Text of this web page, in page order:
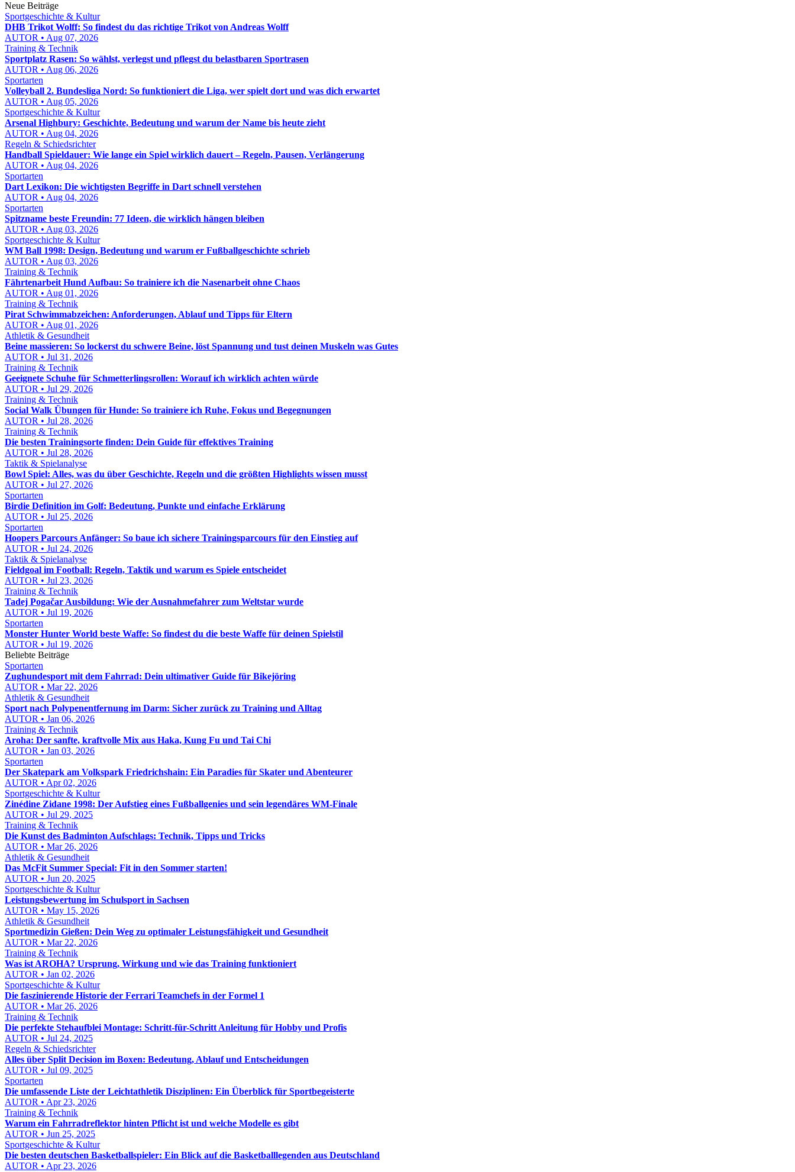
Neue Beiträge
Sportgeschichte & Kultur
DHB Trikot Wolff: So findest du das richtige Trikot von Andreas Wolff
AUTOR • Aug 07, 2026
Training & Technik
Sportplatz Rasen: So wählst, verlegst und pflegst du belastbaren Sportrasen
AUTOR • Aug 06, 2026
Sportarten
Volleyball 2. Bundesliga Nord: So funktioniert die Liga, wer spielt dort und was dich erwartet
AUTOR • Aug 05, 2026
Sportgeschichte & Kultur
Arsenal Highbury: Geschichte, Bedeutung und warum der Name bis heute zieht
AUTOR • Aug 04, 2026
Regeln & Schiedsrichter
Handball Spieldauer: Wie lange ein Spiel wirklich dauert – Regeln, Pausen, Verlängerung
AUTOR • Aug 04, 2026
Sportarten
Dart Lexikon: Die wichtigsten Begriffe in Dart schnell verstehen
AUTOR • Aug 04, 2026
Sportarten
Spitzname beste Freundin: 77 Ideen, die wirklich hängen bleiben
AUTOR • Aug 03, 2026
Sportgeschichte & Kultur
WM Ball 1998: Design, Bedeutung und warum er Fußballgeschichte schrieb
AUTOR • Aug 03, 2026
Training & Technik
Fährtenarbeit Hund Aufbau: So trainiere ich die Nasenarbeit ohne Chaos
AUTOR • Aug 01, 2026
Training & Technik
Pirat Schwimmabzeichen: Anforderungen, Ablauf und Tipps für Eltern
AUTOR • Aug 01, 2026
Athletik & Gesundheit
Beine massieren: So lockerst du schwere Beine, löst Spannung und tust deinen Muskeln was Gutes
AUTOR • Jul 31, 2026
Training & Technik
Geeignete Schuhe für Schmetterlingsrollen: Worauf ich wirklich achten würde
AUTOR • Jul 29, 2026
Training & Technik
Social Walk Übungen für Hunde: So trainiere ich Ruhe, Fokus und Begegnungen
AUTOR • Jul 28, 2026
Training & Technik
Die besten Trainingsorte finden: Dein Guide für effektives Training
AUTOR • Jul 28, 2026
Taktik & Spielanalyse
Bowl Spiel: Alles, was du über Geschichte, Regeln und die größten Highlights wissen musst
AUTOR • Jul 27, 2026
Sportarten
Birdie Definition im Golf: Bedeutung, Punkte und einfache Erklärung
AUTOR • Jul 25, 2026
Sportarten
Hoopers Parcours Anfänger: So baue ich sichere Trainingsparcours für den Einstieg auf
AUTOR • Jul 24, 2026
Taktik & Spielanalyse
Fieldgoal im Football: Regeln, Taktik und warum es Spiele entscheidet
AUTOR • Jul 23, 2026
Training & Technik
Tadej Pogačar Ausbildung: Wie der Ausnahmefahrer zum Weltstar wurde
AUTOR • Jul 19, 2026
Sportarten
Monster Hunter World beste Waffe: So findest du die beste Waffe für deinen Spielstil
AUTOR • Jul 19, 2026
Beliebte Beiträge
Sportarten
Zughundesport mit dem Fahrrad: Dein ultimativer Guide für Bikejöring
AUTOR • Mar 22, 2026
Athletik & Gesundheit
Sport nach Polypenentfernung im Darm: Sicher zurück zu Training und Alltag
AUTOR • Jan 06, 2026
Training & Technik
Aroha: Der sanfte, kraftvolle Mix aus Haka, Kung Fu und Tai Chi
AUTOR • Jan 03, 2026
Sportarten
Der Skatepark am Volkspark Friedrichshain: Ein Paradies für Skater und Abenteurer
AUTOR • Apr 02, 2026
Sportgeschichte & Kultur
Zinédine Zidane 1998: Der Aufstieg eines Fußballgenies und sein legendäres WM-Finale
AUTOR • Jul 29, 2025
Training & Technik
Die Kunst des Badminton Aufschlags: Technik, Tipps und Tricks
AUTOR • Mar 26, 2026
Athletik & Gesundheit
Das McFit Summer Special: Fit in den Sommer starten!
AUTOR • Jun 20, 2025
Sportgeschichte & Kultur
Leistungsbewertung im Schulsport in Sachsen
AUTOR • May 15, 2026
Athletik & Gesundheit
Sportmedizin Gießen: Dein Weg zu optimaler Leistungsfähigkeit und Gesundheit
AUTOR • Mar 22, 2026
Training & Technik
Was ist AROHA? Ursprung, Wirkung und wie das Training funktioniert
AUTOR • Jan 02, 2026
Sportgeschichte & Kultur
Die faszinierende Historie der Ferrari Teamchefs in der Formel 1
AUTOR • Mar 26, 2026
Training & Technik
Die perfekte Stehaufblei Montage: Schritt-für-Schritt Anleitung für Hobby und Profis
AUTOR • Jul 24, 2025
Regeln & Schiedsrichter
Alles über Split Decision im Boxen: Bedeutung, Ablauf und Entscheidungen
AUTOR • Jul 09, 2025
Sportarten
Die umfassende Liste der Leichtathletik Disziplinen: Ein Überblick für Sportbegeisterte
AUTOR • Apr 23, 2026
Training & Technik
Warum ein Fahrradreflektor hinten Pflicht ist und welche Modelle es gibt
AUTOR • Jun 25, 2025
Sportgeschichte & Kultur
Die besten deutschen Basketballspieler: Ein Blick auf die Basketballlegenden aus Deutschland
AUTOR • Apr 23, 2026